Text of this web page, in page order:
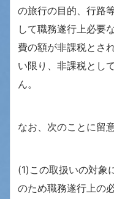
の旅行の目的、行路
して職務遂行上必要
費の額が非課税とさ
い限り、非課税とし
ん。
なお、次のことに留
(1)この取扱いの対象
のため職務遂行上の